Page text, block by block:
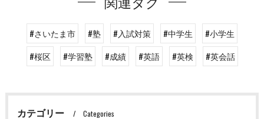
#さいたま市 #塾 #入試対策 #中学生
#小学生
#桜区
#学習塾 #成績 #英語 #英検 #英会話
カテゴリー Categories